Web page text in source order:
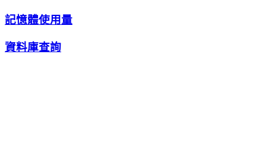
記憶體使用量
資料庫查詢